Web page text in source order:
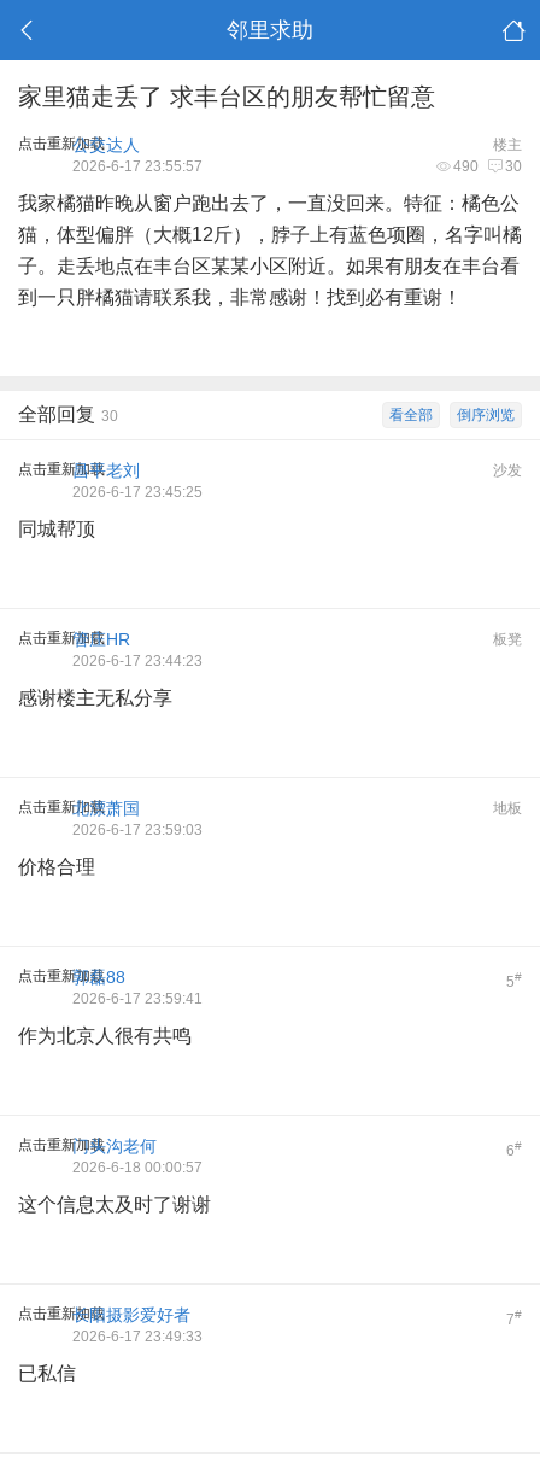
邻里求助
家里猫走丢了 求丰台区的朋友帮忙留意
点击重新加载 楼主
公交达人
490 30
2026-6-17 23:55:57
我家橘猫昨晚从窗户跑出去了，一直没回来。特征：橘色公
猫，体型偏胖（大概12斤），脖子上有蓝色项圈，名字叫橘
子。走丢地点在丰台区某某小区附近。如果有朋友在丰台看
到一只胖橘猫请联系我，非常感谢！找到必有重谢！
倒序浏览
看全部
全部回复 30
点击重新加载 沙发
昌平老刘
2026-6-17 23:45:25
同城帮顶
点击重新加载 板凳
管庄HR
2026-6-17 23:44:23
感谢楼主无私分享
点击重新加载 地板
北漂萧国
2026-6-17 23:59:03
价格合理
点击重新加载 5#
郭磊88
2026-6-17 23:59:41
作为北京人很有共鸣
点击重新加载 6#
门头沟老何
2026-6-18 00:00:57
这个信息太及时了谢谢
点击重新加载 7#
长阳摄影爱好者
2026-6-17 23:49:33
已私信